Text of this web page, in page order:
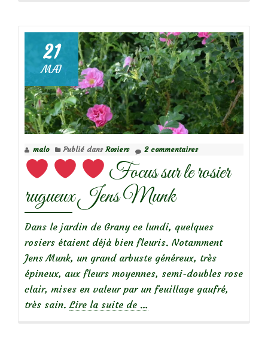
le
rosier
Folie
de
Bagatelle
21
MAI
malo Publié dans Rosiers 2 commentaires
Focus sur le rosier
rugueux Jens Munk
Dans le jardin de Grany ce lundi, quelques
rosiers étaient déjà bien fleuris. Notamment
Jens Munk, un grand arbuste généreux, très
épineux, aux fleurs moyennes, semi-doubles rose
clair, mises en valeur par un feuillage gaufré,
très sain. Lire la suite de …